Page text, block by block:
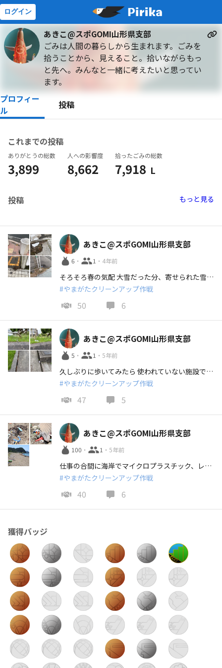
あきこ@スポGOMI山形県支部
ごみは人間の暮らしから生まれます。ごみを
拾うことから、見えること。拾いながらもっ
と先へ。みんなと一緒に考えたいと思ってい
ます。
プロフィー
ル
投稿
これまでの投稿
ありがとうの総数
3,899
人への影響度
8,662
拾ったごみの総数
7,918 L
投稿 もっと見る
50 6
あきこ@スポGOMI山形県支部
6 ・ 1 ・ 4年前
そろそろ春の気配 大雪だった分、寄せられた雪と一緒にごみも 多数 コンビニの近く、自販機の側はやっぱり多い
#やまがたクリーンアップ作戦
47 5
あきこ@スポGOMI山形県支部
5 ・ 1 ・ 5年前
久しぶりに歩いてみたら 使われていない施設でも ゴミ置き去りはダメですよー
#やまがたクリーンアップ作戦
40 6
あきこ@スポGOMI山形県支部
100 ・ 1 ・ 5年前
仕事の合間に海岸でマイクロプラスチック、レジンペレット集め それぞれ50個拾う間に後ろ首がものすごく焼けました
#やまがたクリーンアップ作戦
獲得バッジ
ログイン